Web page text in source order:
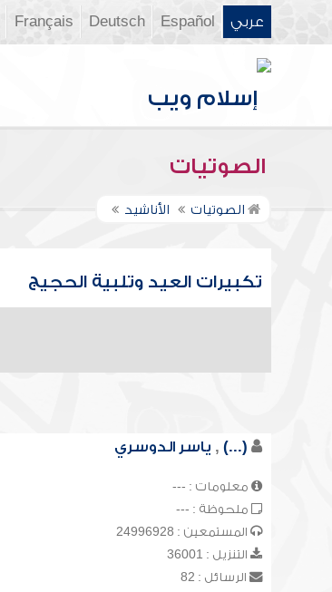
عربي Español
Deutsch
Français
الصوتيات
الصوتيات الأناشيد
تكبيرات العيد وتلبية الحجيج
(...)
, ياسر الدوسري
معلومات : ---
ملحوظة : ---
المستمعين : 24996928
التنزيل : 36001
الرسائل : 82